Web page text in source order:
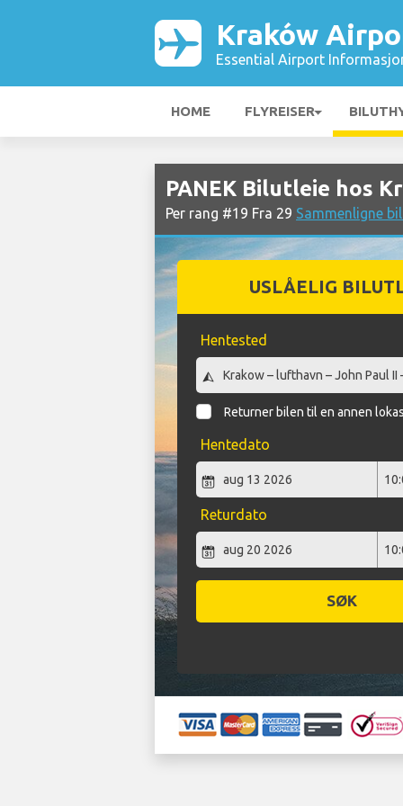
Kraków
Essential Airport
HOME FLYREISER
PANEK Bilutleie hos
Per rang #19 Fra 29 Sammenligne
USLÅELIG
Hentested
Returner bilen til en annen
Hentedato
Returdato
SØK